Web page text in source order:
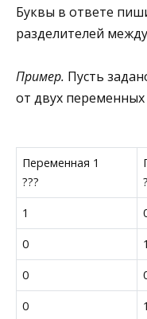
Буквы в ответе
разделителей
Пример. Пусть
от двух переменных
Переменная 1
???
1
0 1
0
0 1